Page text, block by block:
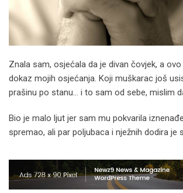
Znala sam, osjećala da je divan čovjek, a
dokaz mojih osjećanja. Koji muškarac još
prašinu po stanu… i to sam od sebe, mislim
Bio je malo ljut jer sam mu pokvarila
spremao, ali par poljubaca i nježnih dodira je